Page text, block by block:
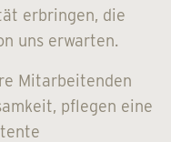
erbringen, die
uns erwarten.
Mitarbeitenden
pflegen eine